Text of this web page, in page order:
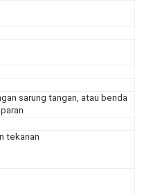
sarung tangan, atau benda
tekanan